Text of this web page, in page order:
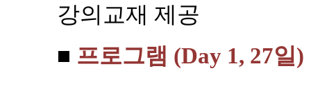
강의교재 제공
■ 프로그램 (Day 1, 27일)